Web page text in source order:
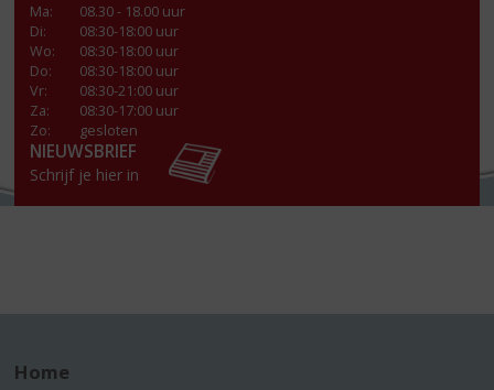
Ma:
08.30 - 18.00 uur
Di:
08:30-18:00 uur
Wo:
08:30-18:00 uur
Do:
08:30-18:00 uur
Vr:
08:30-21:00 uur
Za:
08:30-17:00 uur
Zo:
gesloten
NIEUWSBRIEF
Schrijf je hier in
Home